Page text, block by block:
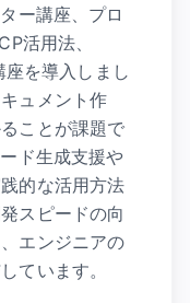
ー講座、プロ
活用法、
を導入しまし
ュメント作
ことが課題で
ド生成支援や
的な活用方法
スピードの向
エンジニアの
ています。